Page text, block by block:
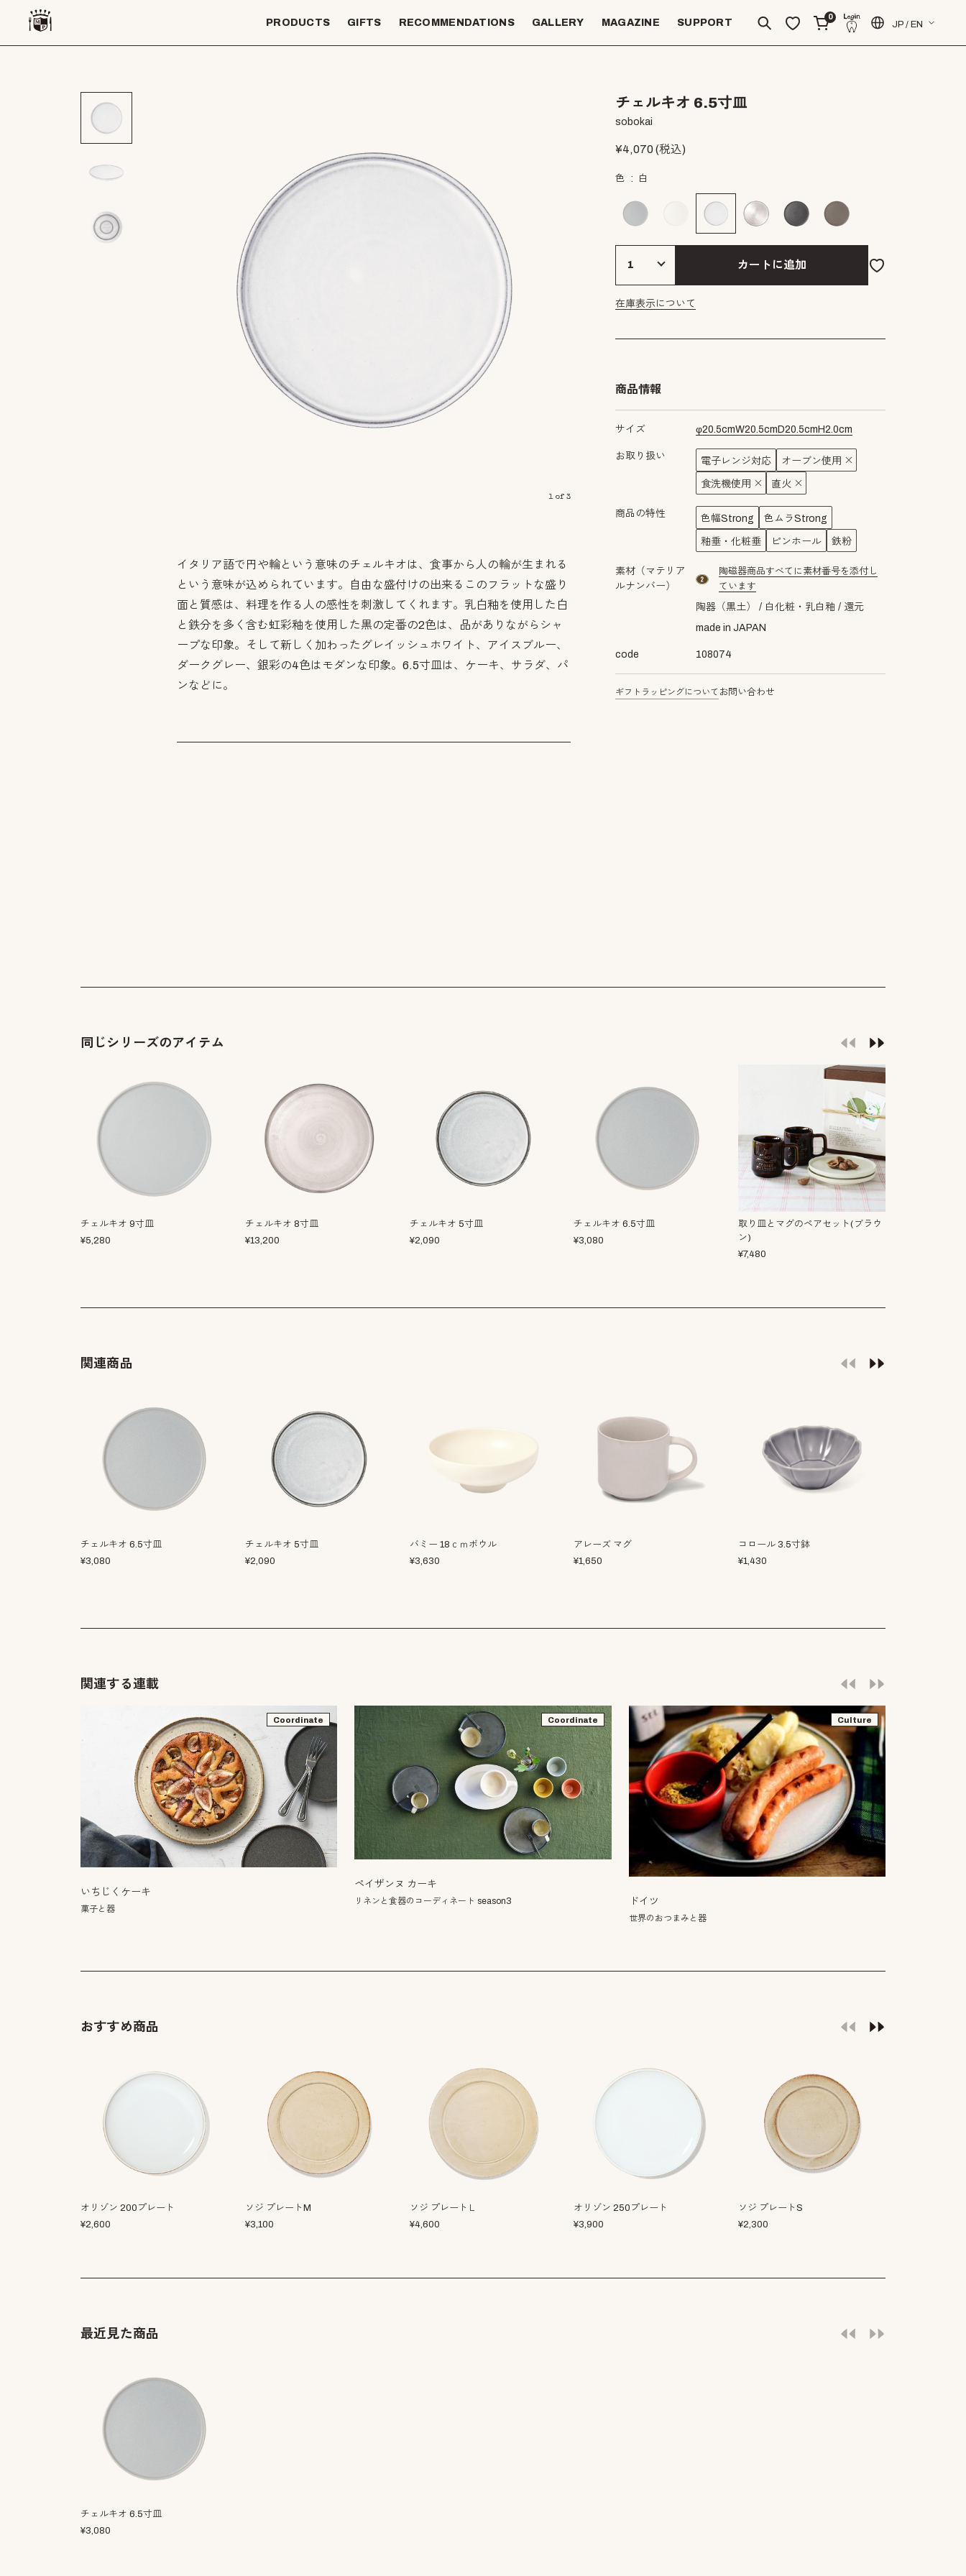
PRODUCTS GIFTS RECOMMENDATIONS GALLERY MAGAZINE SUPPORT
0
JP / EN
1of 3
チェルキオ 6.5寸皿
sobokai
¥4,070(税込)
色 白
カートに追加
在庫表示について
商品情報
サイズ φ20.5cmW20.5cm D20.5cm H2.0cm
お取り扱い 電子レンジ対応 オーブン使用
食洗機使用 直火
商品の特性 色幅Strong 色ムラStrong
釉垂・化粧垂 ピンホール 鉄粉
素材（マテリア
ルナンバー）
material number2
陶磁器商品すべてに素材番号を添付し
ています
陶器（黒土） 白化粧・乳白釉
還元
made in JAPAN
code 108074
ギフトラッピングについて お問い合わせ
イタリア語で円や輪という意味のチェルキオは、食事から人の輪が生まれる
という意味が込められています。自由な盛付けの出来るこのフラットな盛り
面と質感は、料理を作る人の感性を刺激してくれます。乳白釉を使用した白
と鉄分を多く含む虹彩釉を使用した黒の定番の2色は、品がありながらシャ
ープな印象。そして新しく加わったグレイッシュホワイト、アイスブルー、
ダークグレー、銀彩の4色はモダンな印象。6.5寸皿は、ケーキ、サラダ、パ
ンなどに。
同じシリーズのアイテム
チェルキオ 9寸皿
¥5,280
チェルキオ 8寸皿
¥13,200
チェルキオ 5寸皿
¥2,090
チェルキオ 6.5寸皿
¥3,080
取り皿とマグのペアセット(ブラウ
ン)
¥7,480
関連商品
チェルキオ 6.5寸皿
¥3,080
チェルキオ 5寸皿
¥2,090
バミー 18ｃｍボウル
¥3,630
アレーズ マグ
¥1,650
コロール 3.5寸鉢
¥1,430
関連する連載
Coordinate
いちじくケーキ
菓子と器
Coordinate
ペイザンヌ カーキ
リネンと食器のコーディネート season3
Culture
ドイツ
世界のおつまみと器
おすすめ商品
オリゾン 200プレート
¥2,600
ソジ プレートM
¥3,100
ソジ プレートＬ
¥4,600
オリゾン 250プレート
¥3,900
ソジ プレートS
¥2,300
最近見た商品
チェルキオ 6.5寸皿
¥3,080